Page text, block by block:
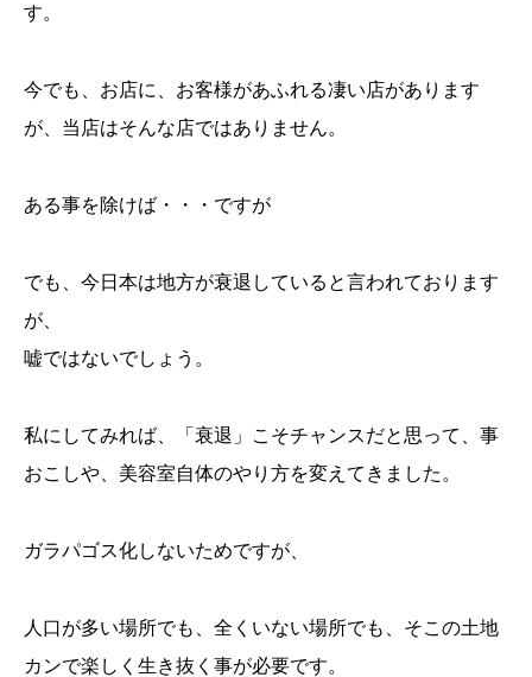
す。
今でも、お店に、お客様があふれる凄い店があります
が、当店はそんな店ではありません。
ある事を除けば・・・ですが
でも、今日本は地方が衰退していると言われております
が、
嘘ではないでしょう。
私にしてみれば、「衰退」こそチャンスだと思って、事
おこしや、美容室自体のやり方を変えてきました。
ガラパゴス化しないためですが、
人口が多い場所でも、全くいない場所でも、そこの土地
カンで楽しく生き抜く事が必要です。